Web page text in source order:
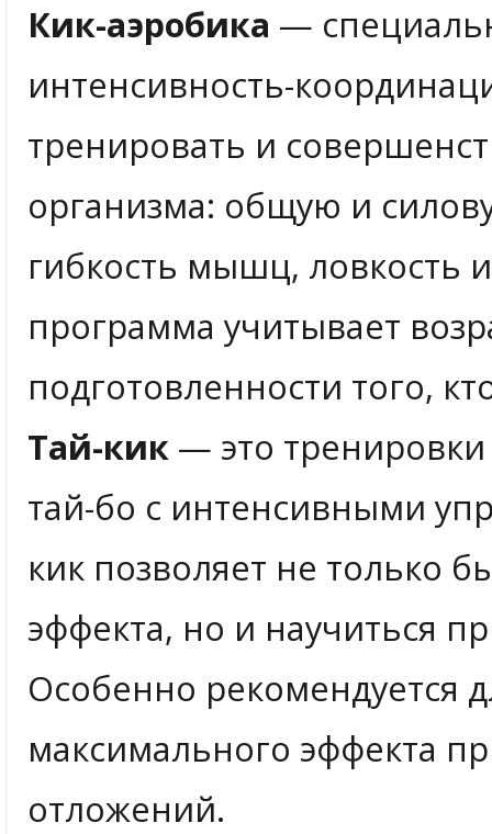
Кик-аэробика —
интенсивность-
тренировать и
организма: общую и
гибкость мышц, ловкость
программа учитывает
подготовленности того,
Тай-кик — это
тай-бо с интенсивными
кик позволяет не только
эффекта, но и научиться
Особенно рекомендуется
максимального эффекта
отложений.